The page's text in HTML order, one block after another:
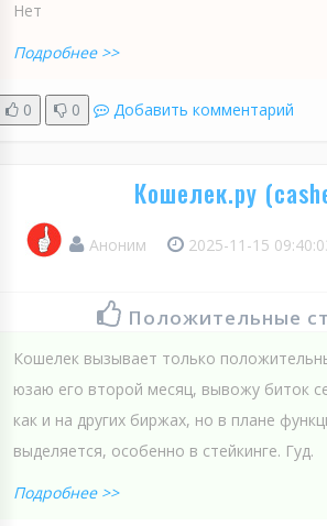
Нет
Подробнее >>
0 0 Добавить комментарий
Кошелек.ру
Аноним 2025-11-15
Положительные
Кошелек вызывает только
юзаю его второй месяц, вывожу биток
как и на других биржах, но в плане
выделяется, особенно в стейкинге. Гуд.
Подробнее >>